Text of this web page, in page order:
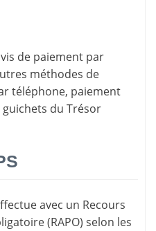
de paiement par
méthodes de
téléphone, paiement
du Trésor
avec un Recours
(RAPO) selon les